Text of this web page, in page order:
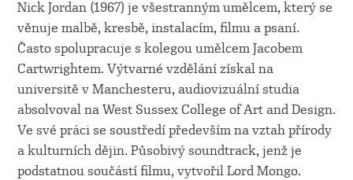
Nick Jordan (1967) je všestranným umělcem, který se
věnuje malbě, kresbě, instalacím, filmu a psaní.
Často spolupracuje s kolegou umělcem Jacobem
Cartwrightem. Výtvarné vzdělání získal na
universitě v Manchesteru, audiovizuální studia
absolvoval na West Sussex College of Art and Design.
Ve své práci se soustředí především na vztah přírody
a kulturních dějin. Působivý soundtrack, jenž je
podstatnou součástí filmu, vytvořil Lord Mongo.